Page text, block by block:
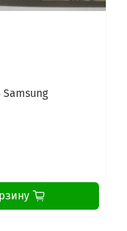
Samsung